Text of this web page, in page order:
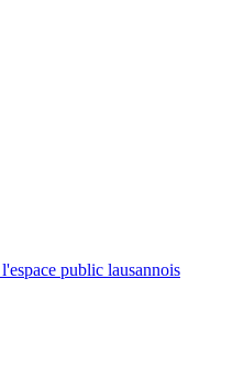
public lausannois